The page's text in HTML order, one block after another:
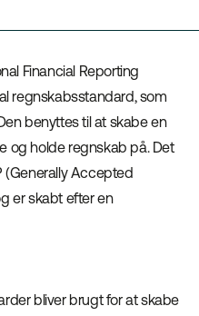
Financial Reporting
regnskabsstandard, som
benyttes til at skabe en
og holde regnskab på. Det
(Generally Accepted
er skabt efter en
bliver brugt for at skabe